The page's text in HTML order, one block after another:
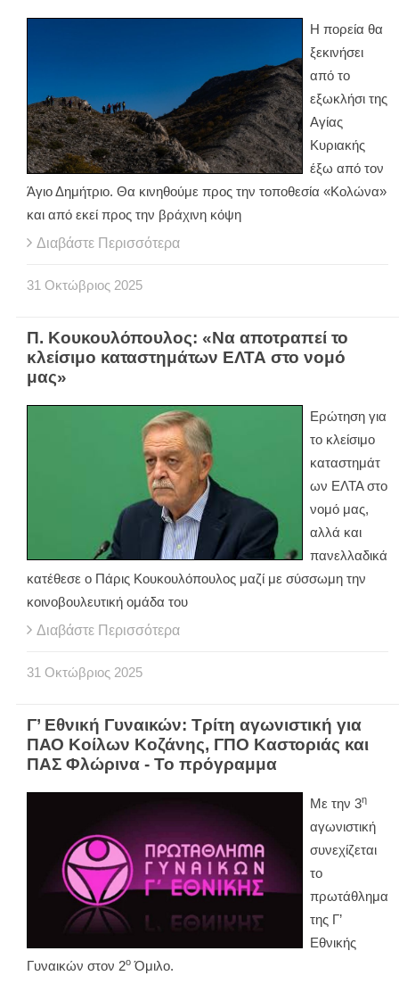
Η πορεία θα
ξεκινήσει
από το
εξωκλήσι της
Αγίας
Κυριακής
έξω από τον
Άγιο Δημήτριο. Θα κινηθούμε προς την τοποθεσία «Κολώνα»
και από εκεί προς την βράχινη κόψη
Διαβάστε Περισσότερα
31 Οκτώβριος 2025
Π. Κουκουλόπουλος: «Να αποτραπεί το
κλείσιμο καταστημάτων ΕΛΤΑ στο νομό
μας»
Ερώτηση για
το κλείσιμο
καταστημάτ
ων ΕΛΤΑ στο
νομό μας,
αλλά και
πανελλαδικά
κατέθεσε ο Πάρις Κουκουλόπουλος μαζί με σύσσωμη την
κοινοβουλευτική ομάδα του
Διαβάστε Περισσότερα
31 Οκτώβριος 2025
Γ’ Εθνική Γυναικών: Τρίτη αγωνιστική για
ΠΑΟ Κοίλων Κοζάνης, ΓΠΟ Καστοριάς και
ΠΑΣ Φλώρινα - Το πρόγραμμα
Με την 3η
αγωνιστική
συνεχίζεται
το
πρωτάθλημα
της Γ’
Εθνικής
Γυναικών στον 2ο Όμιλο.